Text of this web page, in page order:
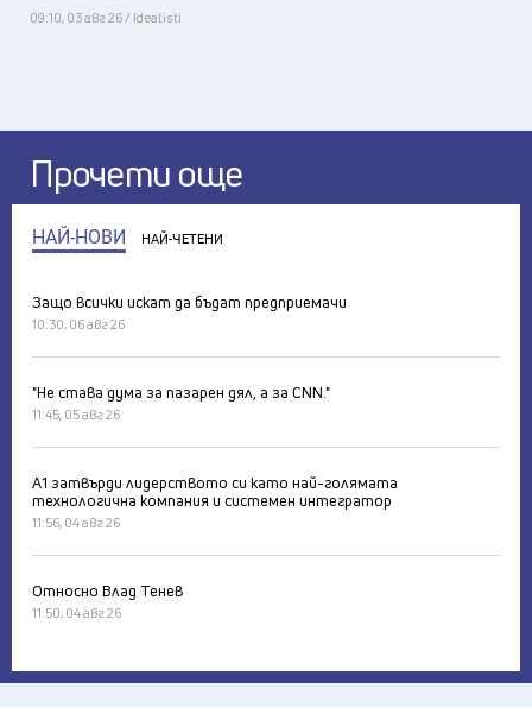
09:10, 03 авг 26 / Idealisti
Прочети още
НАЙ-НОВИ НАЙ-ЧЕТЕНИ
Защо всички искат да бъдат предприемачи
10:30, 06 авг 26
"Не става дума за пазарен дял, а за CNN."
11:45, 05 авг 26
А1 затвърди лидерството си като най-голямата
технологична компания и системен интегратор
11:56, 04 авг 26
Относно Влад Тенев
11:50, 04 авг 26